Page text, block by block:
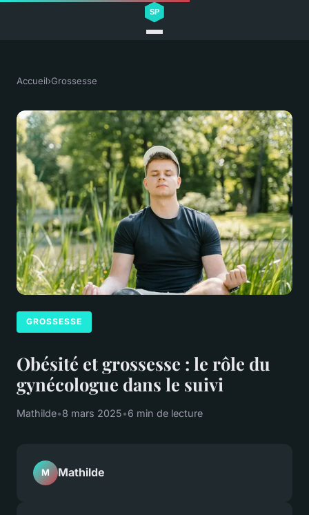
Accueil›Grossesse
GROSSESSE
Obésité et grossesse : le rôle du
gynécologue dans le suivi
Mathilde•8 mars 2025•6 min de lecture
M Mathilde